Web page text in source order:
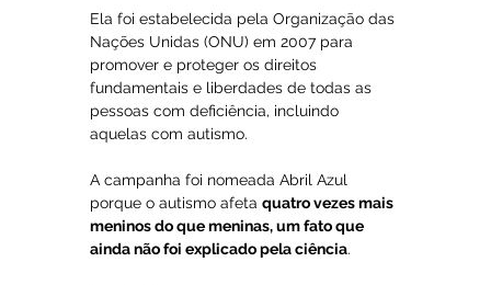
Ela foi estabelecida pela Organização das
Nações Unidas (ONU) em 2007 para
promover e proteger os direitos
fundamentais e liberdades de todas as
pessoas com deficiência, incluindo
aquelas com autismo.
A campanha foi nomeada Abril Azul
porque o autismo afeta quatro vezes mais
meninos do que meninas, um fato que
ainda não foi explicado pela ciência.